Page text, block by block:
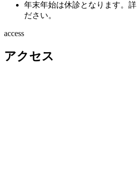
年末年始は休診となります。
ださい。
access
アクセス